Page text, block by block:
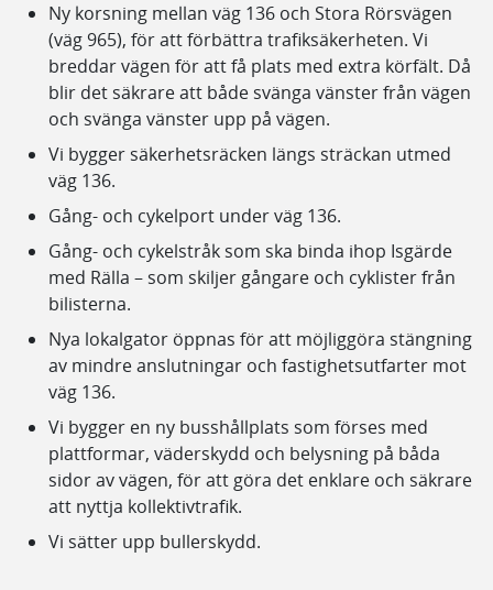
Ny korsning mellan väg 136 och Stora Rörsvägen
(väg 965), för att förbättra trafiksäkerheten. Vi
breddar vägen för att få plats med extra körfält. Då
blir det säkrare att både svänga vänster från vägen
och svänga vänster upp på vägen.
Vi bygger säkerhetsräcken längs sträckan utmed
väg 136.
Gång- och cykelport under väg 136.
Gång- och cykelstråk som ska binda ihop Isgärde
med Rälla – som skiljer gångare och cyklister från
bilisterna.
Nya lokalgator öppnas för att möjliggöra stängning
av mindre anslutningar och fastighetsutfarter mot
väg 136.
Vi bygger en ny busshållplats som förses med
plattformar, väderskydd och belysning på båda
sidor av vägen, för att göra det enklare och säkrare
att nyttja kollektivtrafik.
Vi sätter upp bullerskydd.